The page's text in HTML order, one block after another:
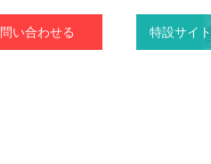
問い合わせる 特設サイト